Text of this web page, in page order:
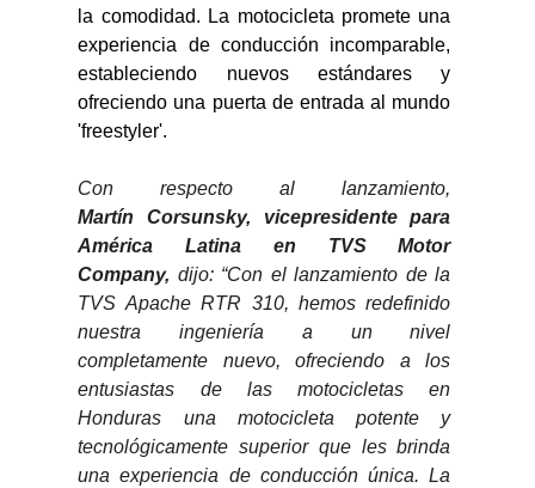
la comodidad. La motocicleta promete una
experiencia de conducción incomparable,
estableciendo nuevos estándares y
ofreciendo una puerta de entrada al mundo
'freestyler'.
Martín Corsunsky, vicepresidente para
América Latina en TVS Motor
Company, dijo: “Con el lanzamiento de la
TVS Apache RTR 310, hemos redefinido
nuestra ingeniería a un nivel
completamente nuevo, ofreciendo a los
entusiastas de las motocicletas en
Honduras una motocicleta potente y
tecnológicamente superior que les brinda
una experiencia de conducción única. La